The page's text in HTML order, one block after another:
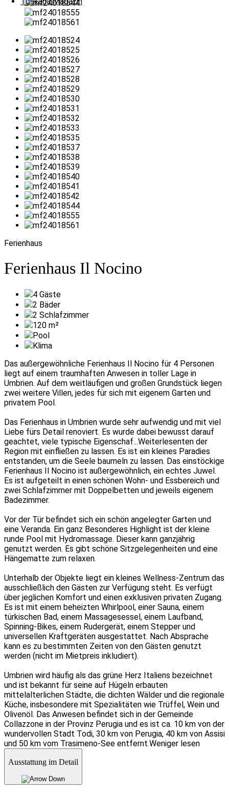
Ferienhaus
Ferienhaus Il Nocino
4 Gäste
2 Bäder
2 Schlafzimmer
120 m²
Pool
Klima
Das außergewöhnliche Ferienhaus Il Nocino für 4 Personen
liegt auf einem traumhaften Anwesen in toller Lage in
Umbrien. Auf dem weitläufigen und großen Grundstück liegen
zwei weitere Villen, jedes für sich mit eigenem Garten und
privatem Pool.
Das Ferienhaus in Umbrien wurde sehr aufwendig und mit viel
Liebe fürs Detail renoviert. Es wurde dabei bewusst darauf
geachtet, viele typische Eigenschaf...Weiterlesenten der
Region mit einfließen zu lassen. Es ist ein kleines Paradies
entstanden, um die Seele baumeln zu lassen. Das einstöckige
Ferienhaus Il Nocino ist außergewöhnlich, ein echtes Juwel.
Es ist aufgeteilt in einen schönen Wohn- und Essbereich und
zwei Schlafzimmer mit Doppelbetten und jeweils eigenem
Badezimmer.
Vor der Tür befindet sich ein schön angelegter Garten und
eine Veranda. Ein ganz Besonderes Highlight ist der kleine
runde Pool mit Hydromassage. Dieser kann ganzjährig
genutzt werden. Es gibt schöne Sitzgelegenheiten und eine
Hängematte zum relaxen.
Unterhalb der Objekte liegt ein kleines Wellness-Zentrum das
ausschließlich den Gästen zur Verfügung steht. Es verfügt
über jeglichen Komfort und einen exklusiven privaten Zugang.
Es ist mit einem beheizten Whirlpool, einer Sauna, einem
türkischen Bad, einem Massagesessel, einem Laufband,
Spinning-Bikes, einem Rudergerät, einem Stepper und
universellen Kraftgeräten ausgestattet. Nach Absprache
kann es zu bestimmten Zeiten von den Gästen genutzt
werden (nicht im Mietpreis inkludiert).
Umbrien wird häufig als das grüne Herz Italiens bezeichnet
und ist bekannt für seine auf Hügeln erbauten
mittelalterlichen Städte, die dichten Wälder und die regionale
Küche, insbesondere mit Spezialitäten wie Trüffel, Wein und
Olivenöl. Das Anwesen befindet sich in der Gemeinde
Collazzone in der Provinz Perugia und es ist ca. 10 km von der
wundervollen Stadt Todi, 30 km von Perugia, 40 km von Assisi
und 50 km vom Trasimeno-See entfernt.Weniger lesen
Ausstattung im Detail